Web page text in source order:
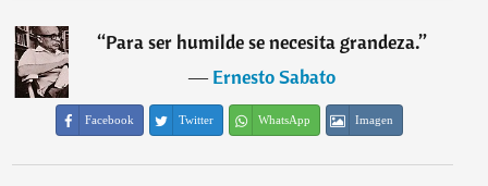
“Para ser humilde se necesita grandeza.”
―Ernesto Sabato
Facebook Twitter WhatsApp Imagen